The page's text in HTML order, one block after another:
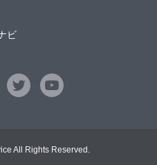
ビ
All Rights Reserved.